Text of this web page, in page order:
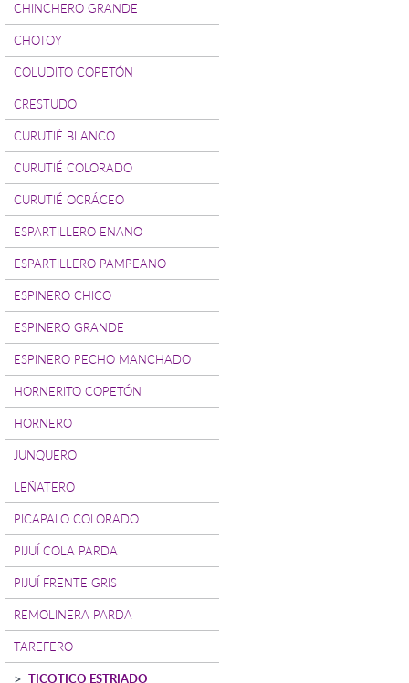
CHINCHERO GRANDE
CHOTOY
COLUDITO COPETÓN
CRESTUDO
CURUTIÉ BLANCO
CURUTIÉ COLORADO
CURUTIÉ OCRÁCEO
ESPARTILLERO ENANO
ESPARTILLERO PAMPEANO
ESPINERO CHICO
ESPINERO GRANDE
ESPINERO PECHO MANCHADO
HORNERITO COPETÓN
HORNERO
JUNQUERO
LEÑATERO
PICAPALO COLORADO
PIJUÍ COLA PARDA
PIJUÍ FRENTE GRIS
REMOLINERA PARDA
TAREFERO
TICOTICO ESTRIADO